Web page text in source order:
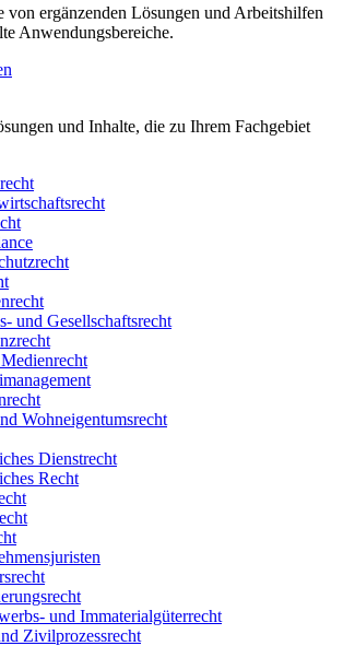
von ergänzenden Lösungen und Arbeitshilfen
Anwendungsbereiche.
und Inhalte, die zu Ihrem Fachgebiet
und Gesellschaftsrecht
Wohneigentumsrecht
Dienstrecht
Recht
und Immaterialgüterrecht
Zivilprozessrecht